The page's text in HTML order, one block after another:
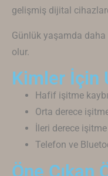
gelişmiş dijital
Günlük yaşamda daha
olur.
Kimler İçin
Hafif işitme
Orta derece
İleri derece
Telefon ve
Öne Çıkan